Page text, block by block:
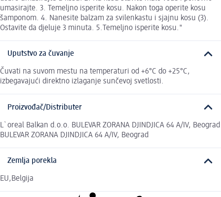
umasirajte. 3. Temeljno isperite kosu. Nakon toga operite kosu
šamponom. 4. Nanesite balzam za svilenkastu i sjajnu kosu (3).
Ostavite da djeluje 3 minuta. 5.Temeljno isperite kosu."
Uputstvo za čuvanje
Čuvati na suvom mestu na temperaturi od +6°C do +25°C,
izbegavajući direktno izlaganje sunčevoj svetlosti.
Proizvođač/Distributer
L`oreal Balkan d.o.o. BULEVAR ZORANA DJINDJICA 64 A/IV, Beograd
BULEVAR ZORANA DJINDJICA 64 A/IV, Beograd
Zemlja porekla
EU,Belgija